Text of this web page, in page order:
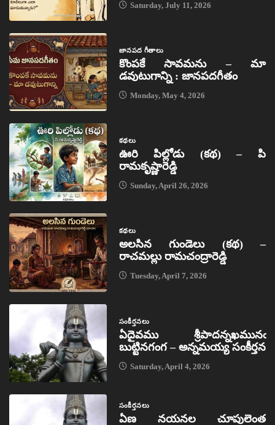
Saturday, July 11, 2026
జానపద గీతాలు
కొంపకే సావమను – మా
డవుటుగాన్ని : జానపదగీతం
Monday, May 4, 2026
కథలు
ఊరి పిల్లోడు (కథ) – పి
రామకృష్ణారెడ్డి
Sunday, April 26, 2026
కథలు
అలసిన గుండెలు (కథ) –
రాచమల్లు రామచంద్రారెడ్డి
Tuesday, April 7, 2026
సంకీర్తనలు
ఏదైవము శ్రీపాదన్నఖమునఁ
బుట్టినగంగ – అన్నమయ్య సంకీర్తన
Saturday, April 4, 2026
సంకీర్తనలు
ఏణ నయనల చూపులెంత